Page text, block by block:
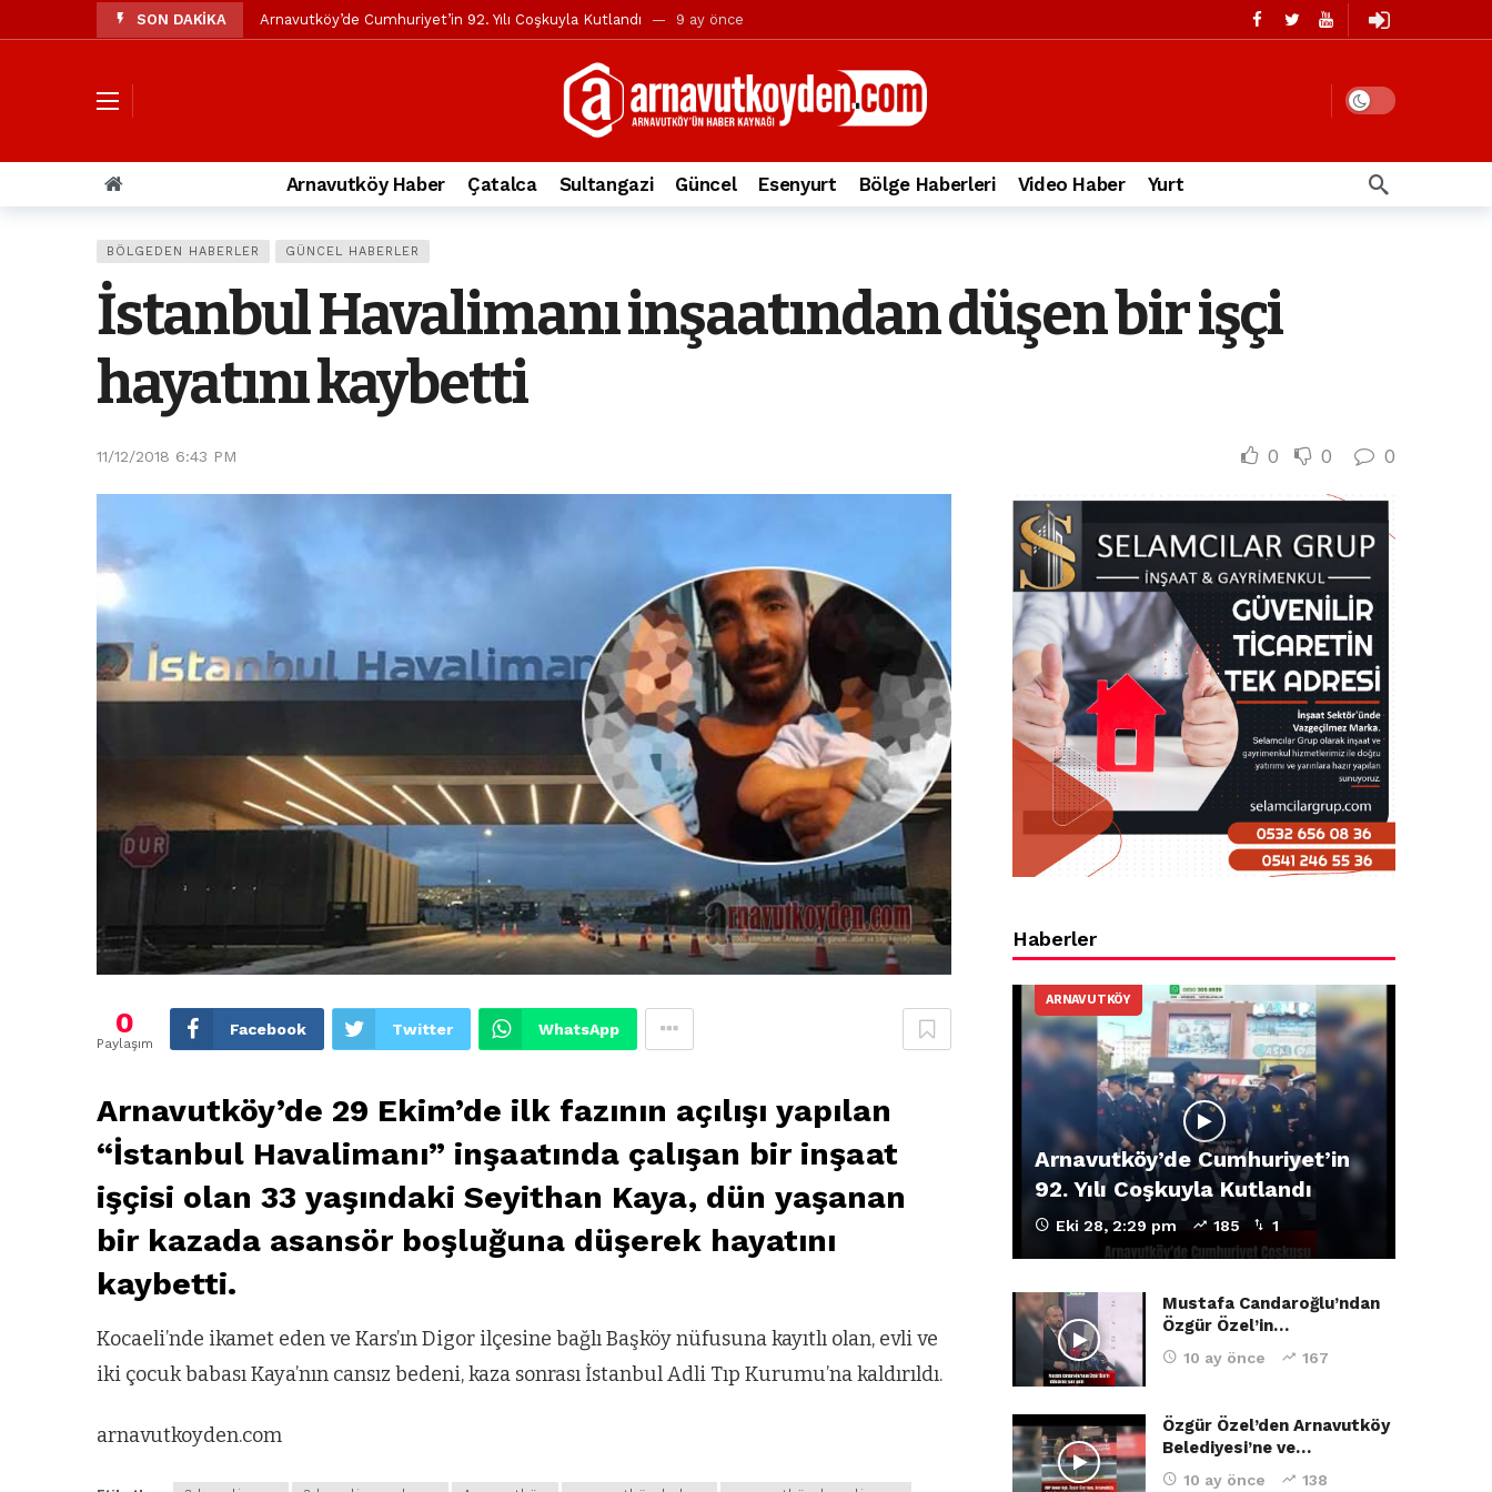
SON DAKİKA Arnavutköy’de Cumhuriyet’in 92. Yılı Coşkuyla Kutlandı 9 ay önce
Özgür Özel’den Arnavutköy Belediyesi’ne ve Mustafa Candaroğlu’na yönelik suçlamalar 10 ay önce
Arnavutköy’ün nüfusu 2024 yılında 344.868’e ulaştı 1 yıl önce
Arnavutköy Taşoluk’ta seyir halindeki otomobil alev alev yandı. 2 yıl önce
Arnavutköy İmrahor Mahallesi sakinleri protesto gösterisi düzenledi 2 yıl önce
Toprak kaydı: 3 hafriyat kamyonu birbirlerinin üzerine devrildi
İstanbul Havalimanı yolundaki kazada, taksideki yolcu öldü 3 yıl önce
Arnavutkoy Belediyesi’ne su baskını tepkisi 3 yıl önce
Arnavutköy Haber Çatalca Sultangazi Güncel Esenyurt Bölge Haberleri Video Haber Yurt
BÖLGEDEN HABERLER GÜNCEL HABERLER
İstanbul Havalimanı inşaatından düşen bir işçi
hayatını kaybetti
11/12/2018 6:43 PM 0 0 0
0
Paylaşım
Facebook Twitter WhatsApp
Arnavutköy’de 29 Ekim’de ilk fazının açılışı yapılan
“İstanbul Havalimanı” inşaatında çalışan bir inşaat
işçisi olan 33 yaşındaki Seyithan Kaya, dün yaşanan
bir kazada asansör boşluğuna düşerek hayatını
kaybetti.
Kocaeli’nde ikamet eden ve Kars’ın Digor ilçesine bağlı Başköy nüfusuna kayıtlı olan, evli ve
iki çocuk babası Kaya’nın cansız bedeni, kaza sonrası İstanbul Adli Tıp Kurumu’na kaldırıldı.
arnavutkoyden.com
Haberler
ARNAVUTKÖY
Arnavutköy’de Cumhuriyet’in
92. Yılı Coşkuyla Kutlandı
Eki 28, 2:29 pm 185 1
Mustafa Candaroğlu’ndan
Özgür Özel’in…
10 ay önce 167
Özgür Özel’den Arnavutköy
Belediyesi’ne ve…
10 ay önce 138